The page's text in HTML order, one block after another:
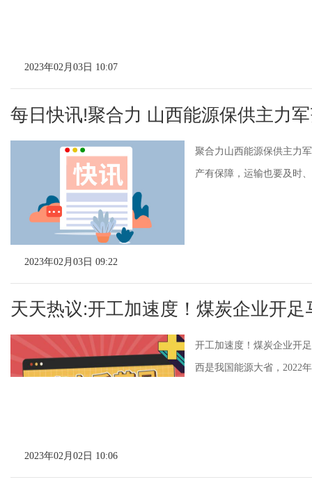
2023年02月03日 10:07
每日快讯!聚合力 山西能源保供主力
聚合力山西能源保供主力
产有保障，运输也要及时
2023年02月03日 09:22
天天热议:开工加速度！煤炭企业开足
开工加速度！煤炭企业开
西是我国能源大省，2022年
2023年02月02日 10:06